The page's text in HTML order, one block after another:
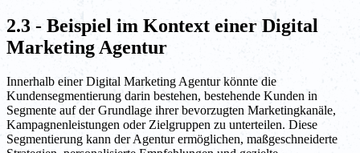
2.3 - Beispiel im Kontext einer Digital
Marketing Agentur
Innerhalb einer Digital Marketing Agentur könnte die
Kundensegmentierung darin bestehen, bestehende Kunden in
Segmente auf der Grundlage ihrer bevorzugten Marketingkanäle,
Kampagnenleistungen oder Zielgruppen zu unterteilen. Diese
Segmentierung kann der Agentur ermöglichen, maßgeschneiderte